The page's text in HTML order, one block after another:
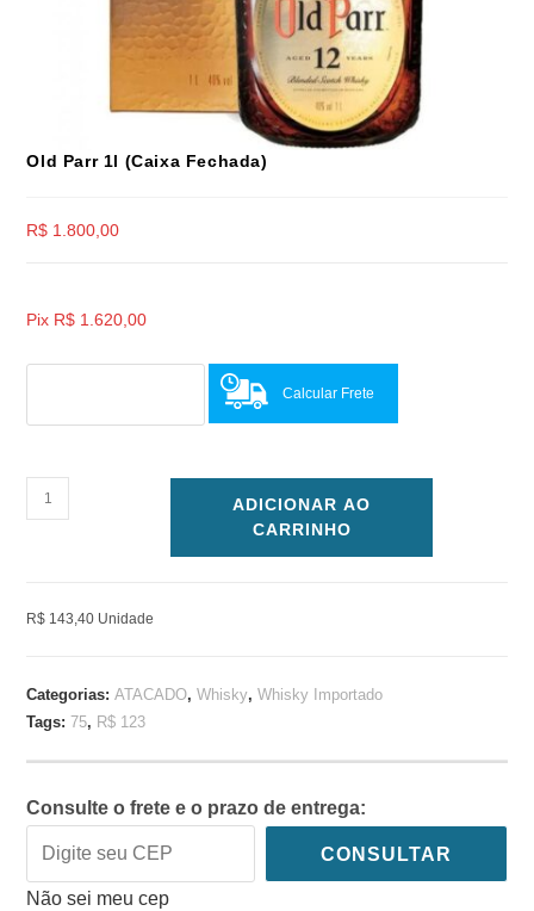
Old Parr 1l (Caixa Fechada)
R$ 1.800,00
Pix R$ 1.620,00
Calcular Frete
ADICIONAR AO
CARRINHO
R$ 143,40 Unidade
Categorias:ATACADO,Whisky,Whisky Importado
Tags:75, R$ 123
Consulte o frete e o prazo de entrega:
CONSULTAR
Não sei meu cep